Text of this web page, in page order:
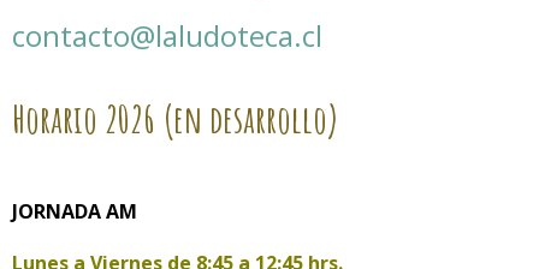
contacto@laludoteca.cl
Horario 2026 (en desarrollo)
JORNADA AM
Lunes a Viernes de 8:45 a 12:45 hrs.